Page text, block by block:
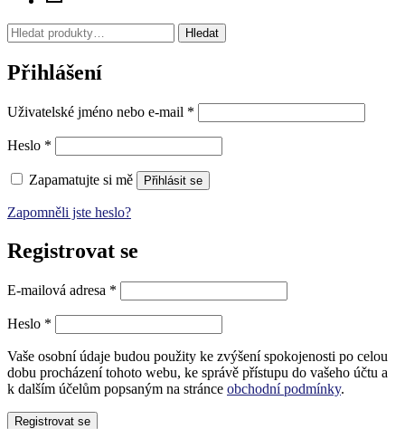
Hledat: Hledat
Přihlášení
Uživatelské jméno nebo e-mail *
Heslo *
Zapamatujte si mě Přihlásit se
Zapomněli jste heslo?
Registrovat se
E-mailová adresa *
Heslo *
Vaše osobní údaje budou použity ke zvýšení spokojenosti po celou
dobu procházení tohoto webu, ke správě přístupu do vašeho účtu a
k dalším účelům popsaným na stránce obchodní podmínky.
Registrovat se